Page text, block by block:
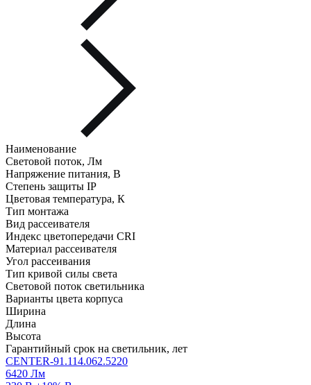
Наименование
Световой поток, Лм
Напряжение питания, В
Степень защиты IP
Цветовая температура, К
Тип монтажа
Вид рассеивателя
Индекс цветопередачи CRI
Материал рассеивателя
Угол рассеивания
Тип кривой силы света
Световой поток светильника
Варианты цвета корпуса
Ширина
Длина
Высота
Гарантийный срок на светильник, лет
CENTER-91.114.062.5220
6420 Лм